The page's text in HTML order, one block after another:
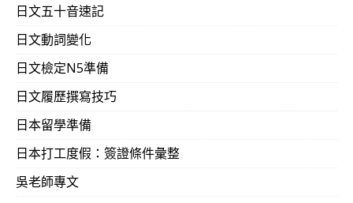
日文五十音速記
日文動詞變化
日文檢定N5準備
日文履歷撰寫技巧
日本留學準備
日本打工度假：簽證條件彙整
吳老師專文